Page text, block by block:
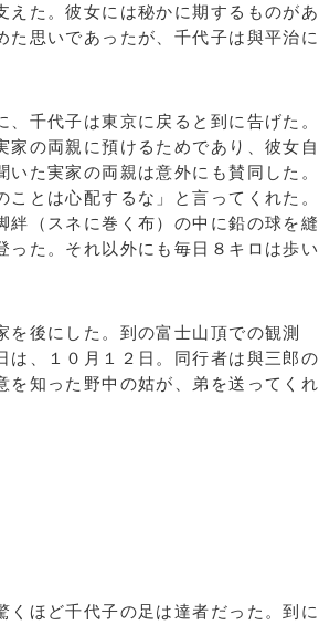
た。彼女には秘かに期するものがあ
た思いであったが、千代子は與平治に
千代子は東京に戻ると到に告げた。
の両親に預けるためであり、彼女自
た実家の両親は意外にも賛同した。
とは心配するな」と言ってくれた。
（スネに巻く布）の中に鉛の球を縫
った。それ以外にも毎日８キロは歩い
後にした。到の富士山頂での観測
は、１０月１２日。同行者は與三郎の
を知った野中の姑が、弟を送ってくれ
ほど千代子の足は達者だった。到に